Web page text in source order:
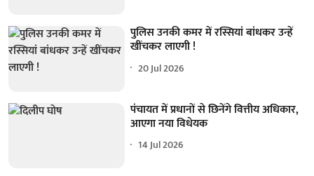
पुलिस उनकी कमर में रस्सियां बांधकर उन्हें
खींचकर लाएगी !
20 Jul 2026
पंचायत में प्रधानों से छिनेंगे वित्तीय अधिकार,
आएगा नया विधेयक
14 Jul 2026